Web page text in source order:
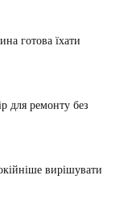
готова їхати
для ремонту без
вирішувати